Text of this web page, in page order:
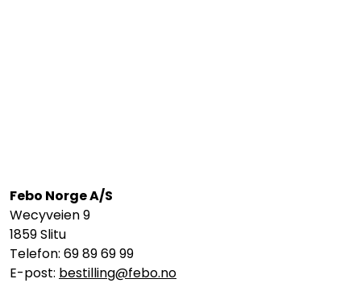
Febo Norge A/S
Wecyveien 9
1859 Slitu
Telefon: 69 89 69 99
E-post: bestilling@febo.no